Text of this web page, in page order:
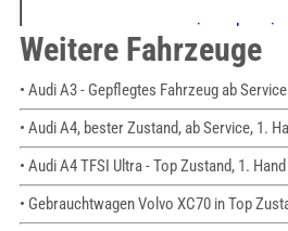
Weitere Fahrzeuge
• Audi A3 - Gepflegtes Fahrzeug ab Service
• Audi A4, bester Zustand, ab Service, 1.
• Audi A4 TFSI Ultra - Top Zustand, 1. Hand
• Gebrauchtwagen Volvo XC70 in Top